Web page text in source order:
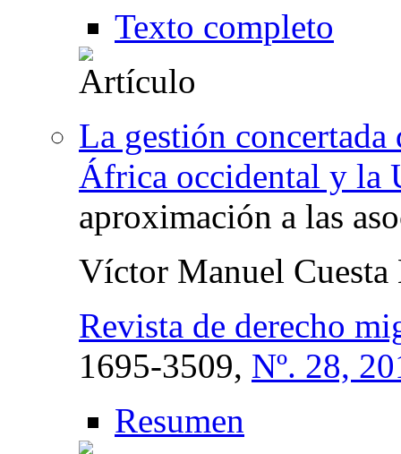
Texto completo
La gestión
África occidental y la
aproximación a las
Víctor Manuel Cuesta
Revista de derecho
1695-3509, Nº. 28,
Resumen